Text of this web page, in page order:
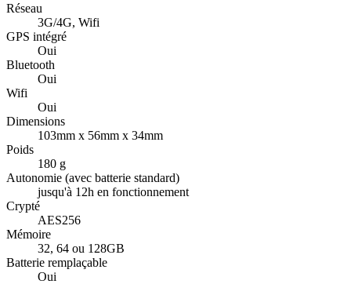
Réseau
3G/4G, Wifi
GPS intégré
Oui
Bluetooth
Oui
Wifi
Oui
Dimensions
103mm x 56mm x 34mm
Poids
180 g
Autonomie (avec batterie standard)
jusqu'à 12h en fonctionnement
Crypté
AES256
Mémoire
32, 64 ou 128GB
Batterie remplaçable
Oui